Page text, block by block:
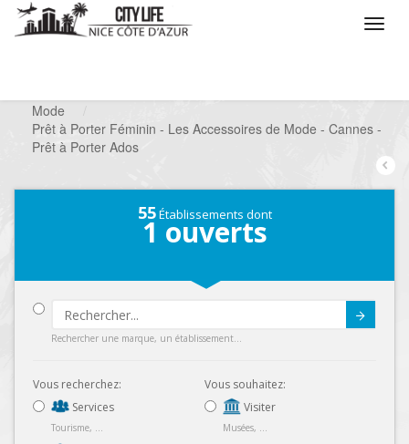
Mode
Prêt à Porter Féminin - Les Accessoires de Mode - Cannes -
Prêt à Porter Ados
55Établissements dont
1 ouverts
Rechercher une marque, un établissement...
Vous recherchez:
Services
Tourisme, ...
Vous souhaitez:
Visiter
Musées, ...